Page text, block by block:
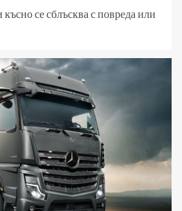
се сблъсква с повреда или